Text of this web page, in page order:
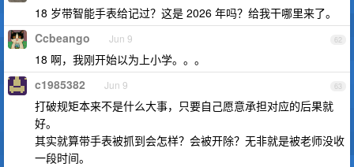
18 岁带智能手表给记过？这是 2026 年吗？给我干哪里来了。
62
Ccbeango Jun 9
18 啊，我刚开始以为上小学。。。
63
c1985382 Jun 9
打破规矩本来不是什么大事，只要自己愿意承担对应的后果就
好。
其实就算带手表被抓到会怎样？会被开除？无非就是被老师没收
一段时间。